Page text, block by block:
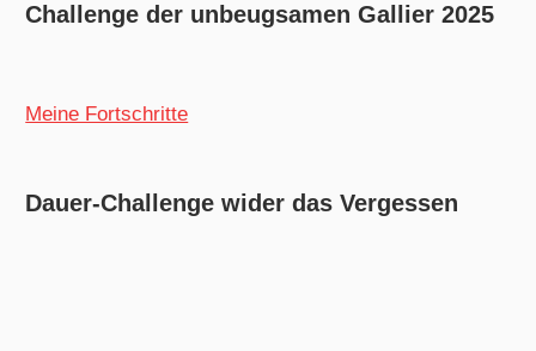
Challenge der unbeugsamen Gallier 2025
Meine Fortschritte
Dauer-Challenge wider das Vergessen